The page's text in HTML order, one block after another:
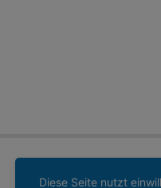
Diese Seite nutzt